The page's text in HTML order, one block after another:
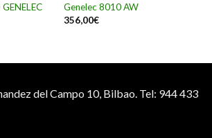
Genelec 8010 AW
356,00€
del Campo 10, Bilbao. Tel: 944 433